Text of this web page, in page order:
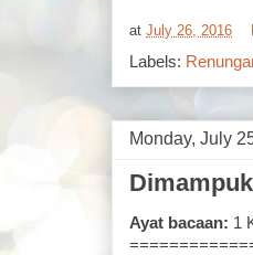
at July 26, 2016
Labels:
Monday, July
Ayat bacaan: 1